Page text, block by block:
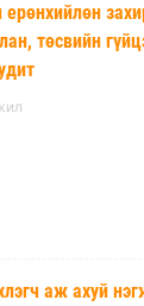
төсвийн
аж ахуй